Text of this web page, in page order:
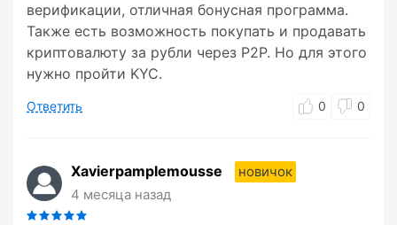
верификации, отличная бонусная программа.
Также есть возможность покупать и продавать
криптовалюту за рубли через P2P. Но для этого
нужно пройти KYC.
Ответить 0 0
Xavierpamplemousse
новичок
4 месяца назад